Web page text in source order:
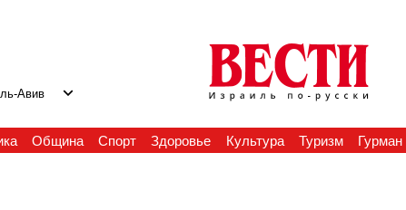
Авив
Община Спорт Здоровье Культура Туризм Гурман